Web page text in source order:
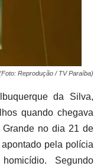
Reprodução / TV Paraíba)
da Silva,
quando chegava
no dia 21 de
pela polícia
Segundo